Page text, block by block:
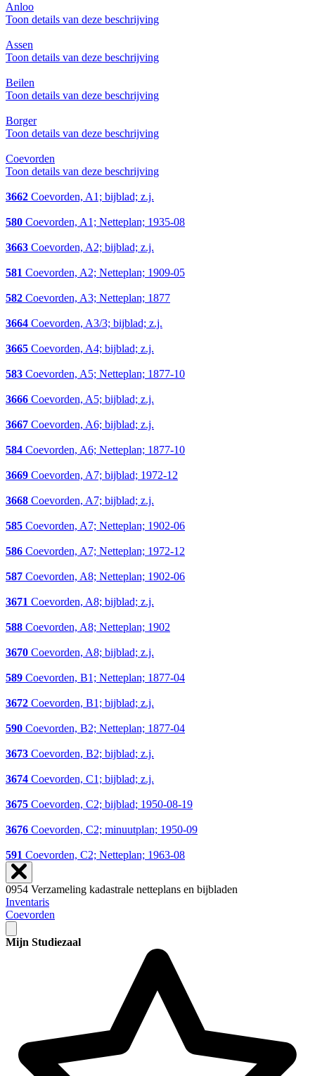
Anloo
Toon details van deze beschrijving
Assen
Toon details van deze beschrijving
Beilen
Toon details van deze beschrijving
Borger
Toon details van deze beschrijving
Coevorden
Toon details van deze beschrijving
3662 Coevorden, A1; bijblad; z.j.
580 Coevorden, A1; Netteplan; 1935-08
3663 Coevorden, A2; bijblad; z.j.
581 Coevorden, A2; Netteplan; 1909-05
582 Coevorden, A3; Netteplan; 1877
3664 Coevorden, A3/3; bijblad; z.j.
3665 Coevorden, A4; bijblad; z.j.
583 Coevorden, A5; Netteplan; 1877-10
3666 Coevorden, A5; bijblad; z.j.
3667 Coevorden, A6; bijblad; z.j.
584 Coevorden, A6; Netteplan; 1877-10
3669 Coevorden, A7; bijblad; 1972-12
3668 Coevorden, A7; bijblad; z.j.
585 Coevorden, A7; Netteplan; 1902-06
586 Coevorden, A7; Netteplan; 1972-12
587 Coevorden, A8; Netteplan; 1902-06
3671 Coevorden, A8; bijblad; z.j.
588 Coevorden, A8; Netteplan; 1902
3670 Coevorden, A8; bijblad; z.j.
589 Coevorden, B1; Netteplan; 1877-04
3672 Coevorden, B1; bijblad; z.j.
590 Coevorden, B2; Netteplan; 1877-04
3673 Coevorden, B2; bijblad; z.j.
3674 Coevorden, C1; bijblad; z.j.
3675 Coevorden, C2; bijblad; 1950-08-19
3676 Coevorden, C2; minuutplan; 1950-09
591 Coevorden, C2; Netteplan; 1963-08
0954 Verzameling kadastrale netteplans en bijbladen
Inventaris
Coevorden
Mijn Studiezaal